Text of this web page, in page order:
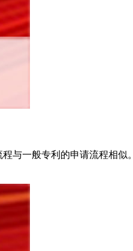
与一般专利的申请流程相似。